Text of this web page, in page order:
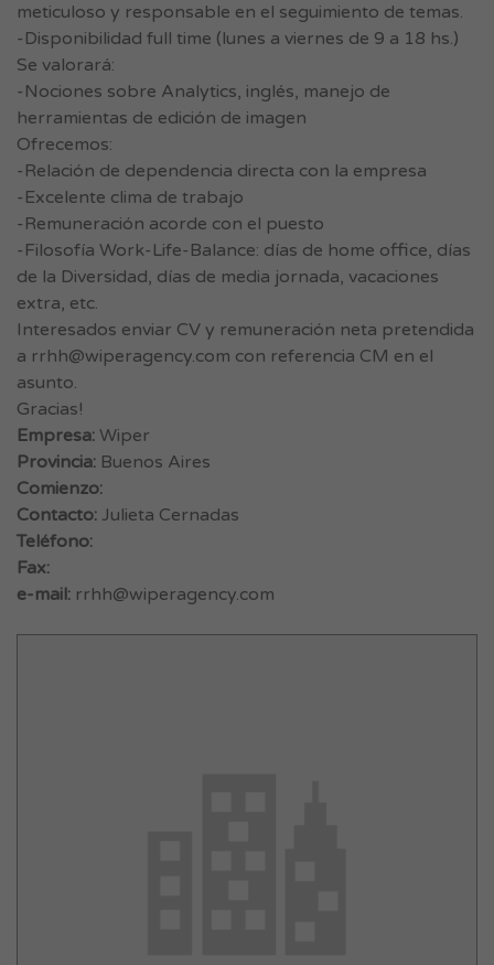
meticuloso y responsable en el seguimiento de temas.
-Disponibilidad full time (lunes a viernes de 9 a 18 hs.)
Se valorará:
-Nociones sobre Analytics, inglés, manejo de
herramientas de edición de imagen
Ofrecemos:
-Relación de dependencia directa con la empresa
-Excelente clima de trabajo
-Remuneración acorde con el puesto
-Filosofía Work-Life-Balance: días de home office, días
de la Diversidad, días de media jornada, vacaciones
extra, etc.
Interesados enviar CV y remuneración neta pretendida
a rrhh@wiperagency.com con referencia CM en el
asunto.
Gracias!
Empresa: Wiper
Provincia: Buenos Aires
Comienzo:
Contacto: Julieta Cernadas
Teléfono:
Fax:
e-mail: rrhh@wiperagency.com